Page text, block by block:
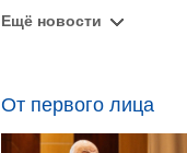
Ещё новости
От первого лица